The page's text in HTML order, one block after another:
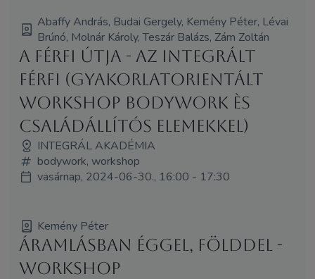
Abaffy András, Budai Gergely, Kemény Péter, Lévai
Brúnó, Molnár Károly, Teszár Balázs, Zám Zoltán
A Férfi Útja - Az Integrált
Férfi (Gyakorlatorientált
workshop bodywork ès
családállítós elemekkel)
INTEGRÁL AKADÉMIA
bodywork, workshop
vasárnap, 2024-06-30., 16:00 - 17:30
Kemény Péter
Áramlásban éggel, földdel -
WORKSHOP